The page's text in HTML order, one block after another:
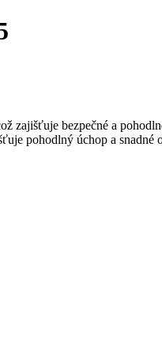
zajišťuje bezpečné a
pohodlný úchop a